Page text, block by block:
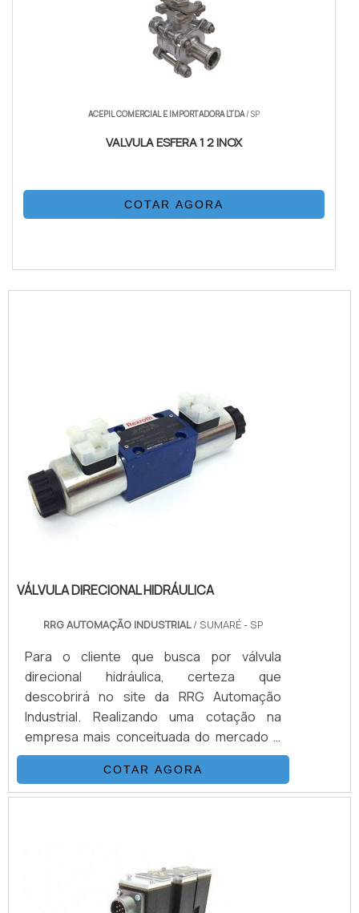
ACEPIL COMERCIAL E IMPORTADORA LTDA/ SP
VALVULA ESFERA 1 2 INOX
COTAR AGORA
VÁLVULA DIRECIONAL HIDRÁULICA
RRG AUTOMAÇÃO INDUSTRIAL/ SUMARÉ - SP
Para o cliente que busca por válvula
direcional hidráulica, certeza que
descobrirá no site da RRG Automação
Industrial. Realizando uma cotação na
empresa mais conceituada do mercado e
descobrindo a sofisticação, qualidade e
preço justo em um só lugar.É importante
lembrar que o produto deve sempre ser
materiais, além de evitar prejuízos com
substituições frequentes de peças
COTAR AGORA